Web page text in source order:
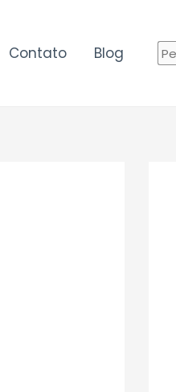
Contato Blog